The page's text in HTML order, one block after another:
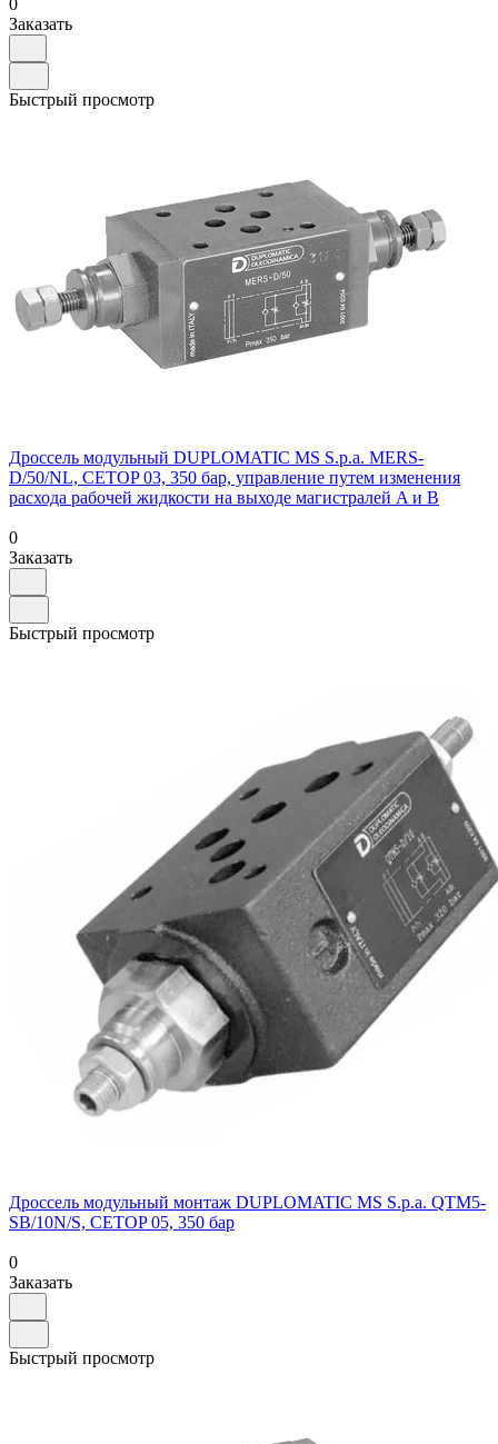
0
Заказать
Быстрый просмотр
Дроссель модульный DUPLOMATIC MS S.p.a. MERS-
D/50/NL, CETOP 03, 350 бар, управление путем изменения
расхода рабочей жидкости на выходе магистралей A и B
0
Заказать
Быстрый просмотр
Дроссель модульный монтаж DUPLOMATIC MS S.p.a. QTM5-
SB/10N/S, CETOP 05, 350 бар
0
Заказать
Быстрый просмотр